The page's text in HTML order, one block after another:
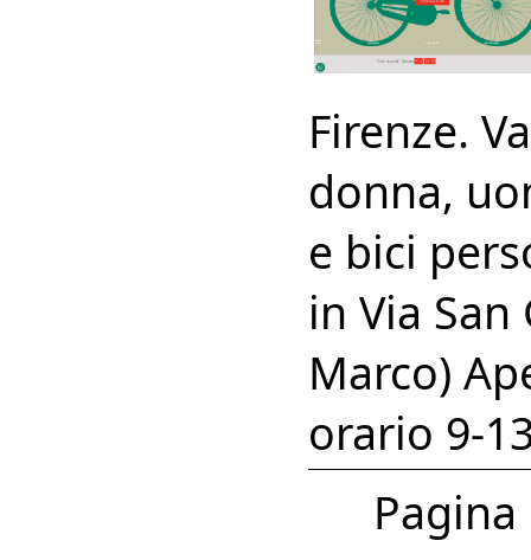
Firenze.
donna,
e bici
in Via San
Marco)
orario 9-